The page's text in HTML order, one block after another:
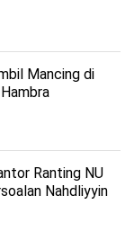
Mancing di
Ranting NU
Nahdliyyin